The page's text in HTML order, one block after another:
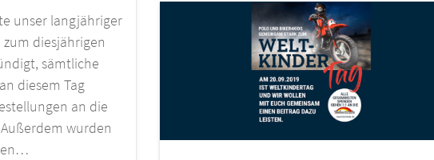
unser langjähriger
diesjährigen
sämtliche
diesem Tag
an die
wurden